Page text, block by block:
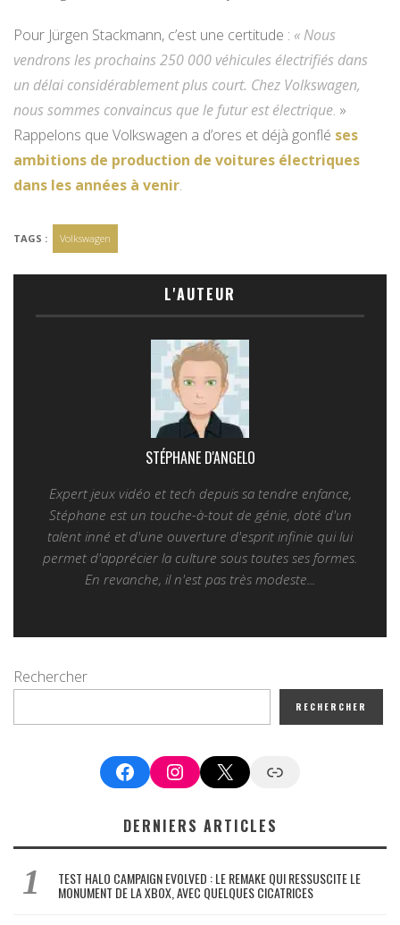
Pour Jürgen Stackmann, c’est une certitude : « Nous
vendrons les prochains 250 000 véhicules électrifiés dans
un délai considérablement plus court. Chez Volkswagen,
nous sommes convaincus que le futur est électrique. »
Rappelons que Volkswagen a d’ores et déjà gonflé ses
ambitions de production de voitures électriques
dans les années à venir.
TAGS : Volkswagen
L'AUTEUR
STÉPHANE D'ANGELO
Expert jeux vidéo et tech depuis sa tendre enfance,
Stéphane est un touche-à-tout de génie, doté d'un
talent inné et d'une ouverture d'esprit infinie qui lui
permet d'apprécier la culture sous toutes ses formes.
En revanche, il n'est pas très modeste...
Rechercher
RECHERCHER
FacebookInstagram
X Google News
DERNIERS ARTICLES
TEST HALO CAMPAIGN EVOLVED : LE REMAKE QUI RESSUSCITE LE
MONUMENT DE LA XBOX, AVEC QUELQUES CICATRICES